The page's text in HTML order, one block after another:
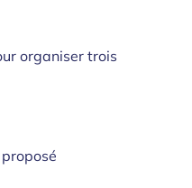
organiser trois